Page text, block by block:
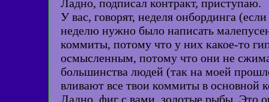
Ладно, подписал контракт, приступаю.
У вас, говорят, неделя онбординга
неделю нужно было написать
коммиты, потому что у них какое-то
осмысленным, потому что они не
большинства людей (так на моей
вливают все твои коммиты в основной
Ладно, фиг с вами, золотые рыбы. Это